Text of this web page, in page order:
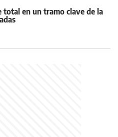
en un tramo clave de la